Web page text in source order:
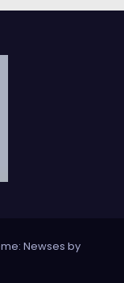
Newses by